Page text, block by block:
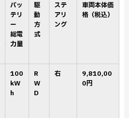
バッ
テリ
ー
総電
力量
駆
動
方
式
ステ
アリ
ング
車両本体価
格（税込）
100
kW
h
R
W
D
右
9,810,00
0円